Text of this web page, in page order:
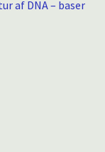
af DNA – baser